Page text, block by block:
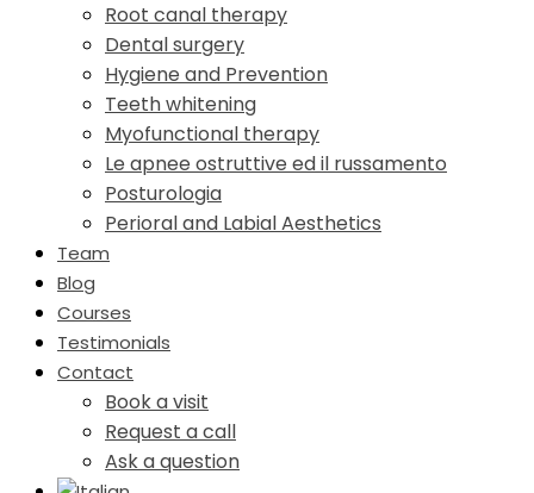
Root canal therapy
Dental surgery
Hygiene and Prevention
Teeth whitening
Myofunctional therapy
Le apnee ostruttive ed il russamento
Posturologia
Perioral and Labial Aesthetics
Team
Blog
Courses
Testimonials
Contact
Book a visit
Request a call
Ask a question